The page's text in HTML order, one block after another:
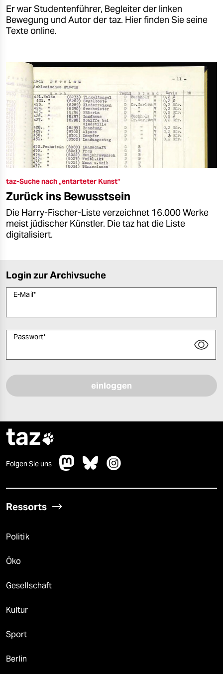
Er war Studentenführer, Begleiter der linken
Bewegung und Autor der taz. Hier finden Sie seine
Texte online.
taz-Suche nach „entarteter Kunst”
Zurück ins Bewusstsein
Die Harry-Fischer-Liste verzeichnet 16.000 Werke
meist jüdischer Künstler. Die taz hat die Liste
digitalisiert.
Login zur Archivsuche
E-Mail*
Passwort*
taz
Folgen Sie uns
Ressorts
Politik
Öko
Gesellschaft
Kultur
Sport
Berlin